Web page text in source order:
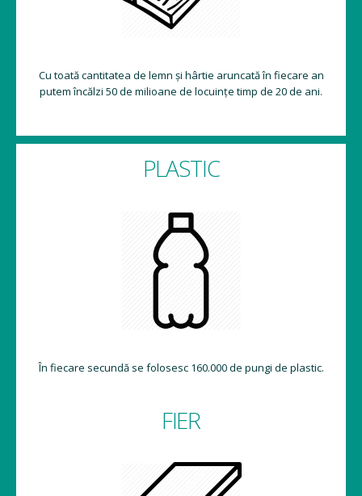
Cu toată cantitatea de lemn și hârtie aruncată în fiecare an
putem încălzi 50 de milioane de locuințe timp de 20 de ani.
PLASTIC
În fiecare secundă se folosesc 160.000 de pungi de plastic.
FIER